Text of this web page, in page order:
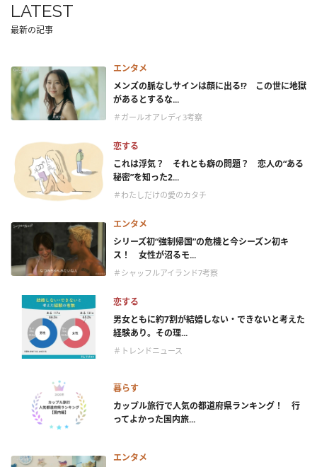
LATEST
最新の記事
エンタメ
メンズの脈なしサインは顔に出る!? この世に地獄
があるとするな...
＃ガールオアレディ3考察
恋する
これは浮気？ それとも癖の問題？ 恋人の“ある
秘密”を知った2...
＃わたしだけの愛のカタチ
エンタメ
シリーズ初“強制帰国”の危機と今シーズン初キ
ス！ 女性が沼るモ...
＃シャッフルアイランド7考察
恋する
男女ともに約7割が結婚しない・できないと考えた
経験あり。その理...
＃トレンドニュース
暮らす
カップル旅行で人気の都道府県ランキング！ 行
ってよかった国内旅...
エンタメ